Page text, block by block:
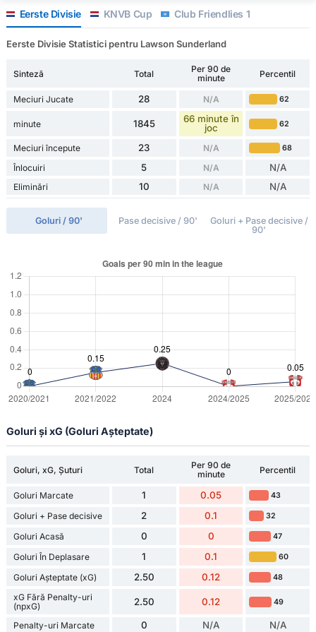
Eerste Divisie KNVB Cup Club Friendlies 1
Eerste Divisie Statistici pentru Lawson Sunderland
Sinteză Total
Per 90 de
minute
Percentil
Meciuri Jucate 28 N/A 62
minute 1845
66 minute în
joc
62
Meciuri începute 23 N/A 68
Înlocuiri 5 N/A N/A
Eliminări 10 N/A N/A
Goluri / 90' Pase decisive / 90'
Goluri + Pase decisive /
90'
Goluri și xG (Goluri Așteptate)
Goluri, xG, Șuturi Total
Per 90 de
minute
Percentil
Goluri Marcate 1 0.05 43
Goluri + Pase decisive 2 0.1 32
Goluri Acasă 0 0 47
Goluri În Deplasare 1 0.1 60
Goluri Așteptate (xG) 2.50 0.12 48
xG Fără Penalty-uri
(npxG)
2.50 0.12 49
Penalty-uri Marcate 0 N/A N/A